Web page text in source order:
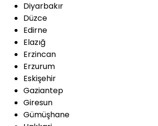
Diyarbakır
Düzce
Edirne
Elazığ
Erzincan
Erzurum
Eskişehir
Gaziantep
Giresun
Gümüşhane